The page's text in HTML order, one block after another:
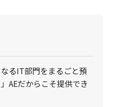
なるIT部門をまるごと預
AEだからこそ提供でき